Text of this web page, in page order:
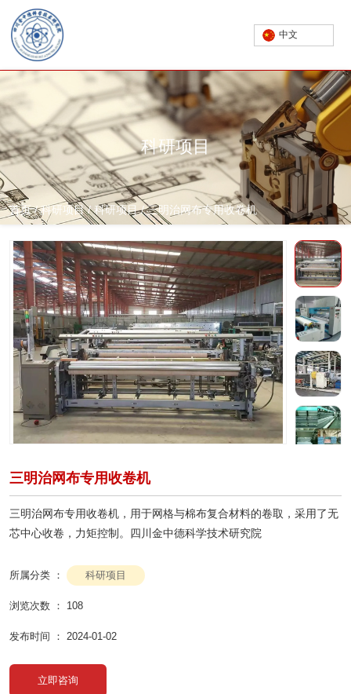
中文
科研项目
首页/科研项目 /科研项目 /三明治网布专用收卷机
三明治网布专用收卷机
三明治网布专用收卷机，用于网格与棉布复合材料的卷取，采用了无
芯中心收卷，力矩控制。四川金中德科学技术研究院
所属分类 ： 科研项目
浏览次数 ： 108
发布时间 ： 2024-01-02
立即咨询